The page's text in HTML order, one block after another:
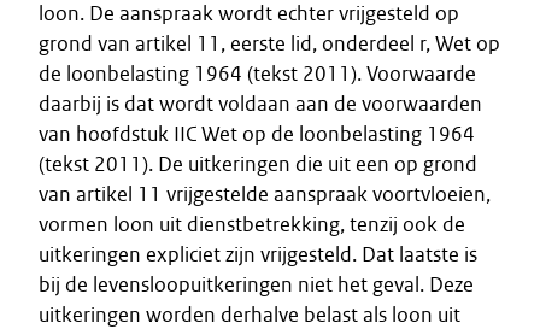
loon. De aanspraak wordt echter vrijgesteld op
grond van artikel 11, eerste lid, onderdeel r, Wet op
de loonbelasting 1964 (tekst 2011). Voorwaarde
daarbij is dat wordt voldaan aan de voorwaarden
van hoofdstuk IIC Wet op de loonbelasting 1964
(tekst 2011). De uitkeringen die uit een op grond
van artikel 11 vrijgestelde aanspraak voortvloeien,
vormen loon uit dienstbetrekking, tenzij ook de
uitkeringen expliciet zijn vrijgesteld. Dat laatste is
bij de levensloopuitkeringen niet het geval. Deze
uitkeringen worden derhalve belast als loon uit